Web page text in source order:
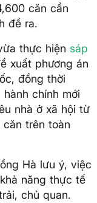
căn cần
đề ra.
thực hiện sáp
xuất phương án
đồng thời
chính mới
nhà ở xã hội từ
căn trên toàn
Hà lưu ý, việc
năng thực tế
chủ quan.